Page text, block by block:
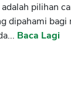
pilihan
dipahami bagi
Baca Lagi